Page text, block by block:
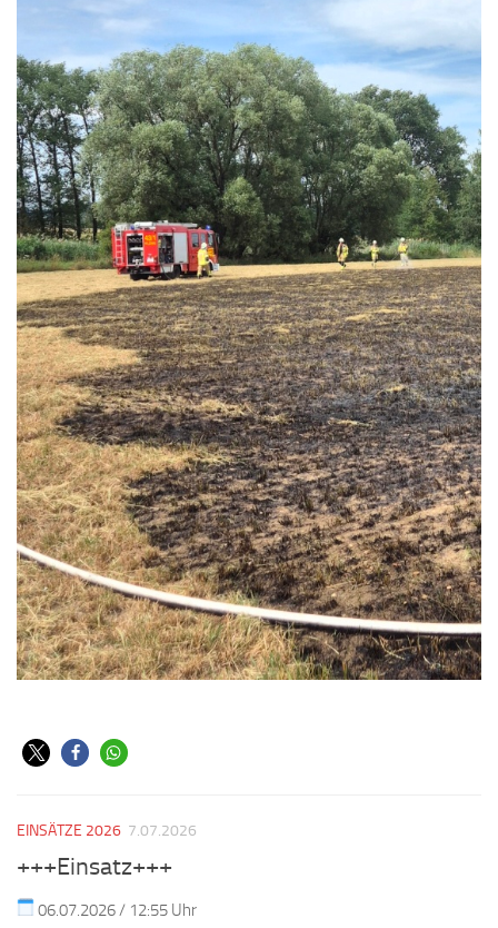
EINSÄTZE 2026 7.07.2026
+++Einsatz+++
06.07.2026 / 12:55 Uhr